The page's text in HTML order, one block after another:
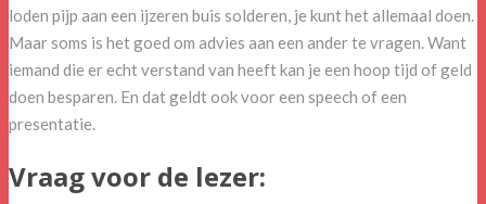
loden pijp aan een ijzeren buis solderen, je kunt het allemaal doen.
Maar soms is het goed om advies aan een ander te vragen. Want
iemand die er echt verstand van heeft kan je een hoop tijd of geld
doen besparen. En dat geldt ook voor een speech of een
presentatie.
Vraag voor de lezer: